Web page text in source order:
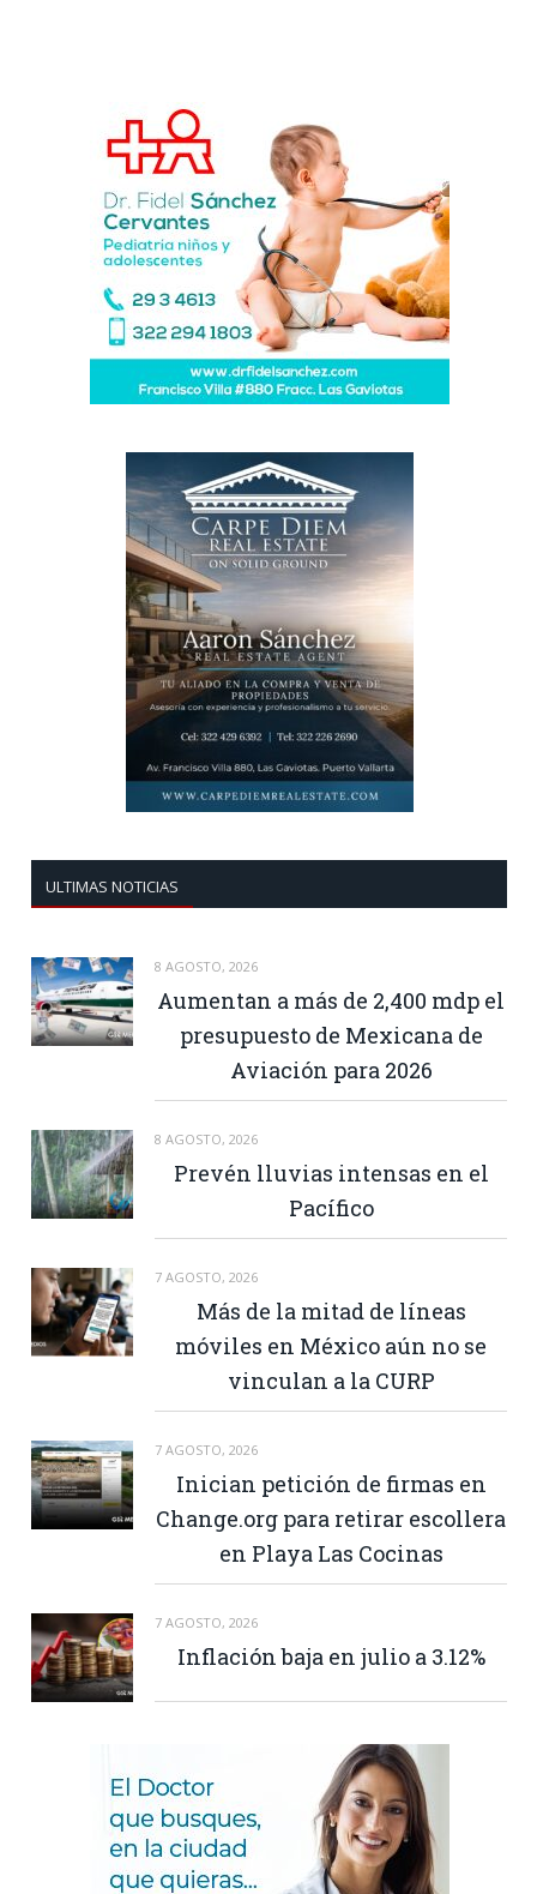
ULTIMAS NOTICIAS
8 AGOSTO, 2026
Aumentan a más de 2,400 mdp el
presupuesto de Mexicana de
Aviación para 2026
8 AGOSTO, 2026
Prevén lluvias intensas en el
Pacífico
7 AGOSTO, 2026
Más de la mitad de líneas
móviles en México aún no se
vinculan a la CURP
7 AGOSTO, 2026
Inician petición de firmas en
Change.org para retirar escollera
en Playa Las Cocinas
7 AGOSTO, 2026
Inflación baja en julio a 3.12%